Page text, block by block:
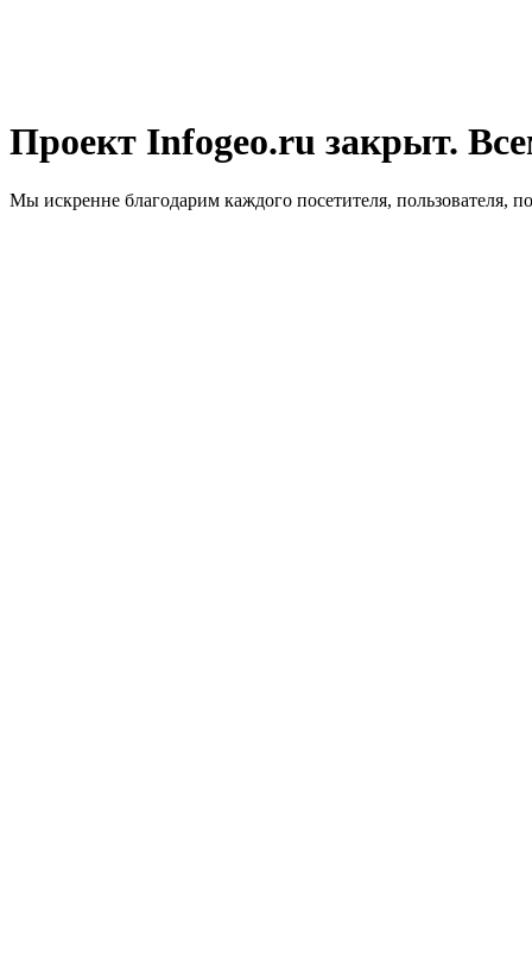
Проект Infogeo.ru закрыт.
Мы искренне благодарим каждого посетителя, пользователя,